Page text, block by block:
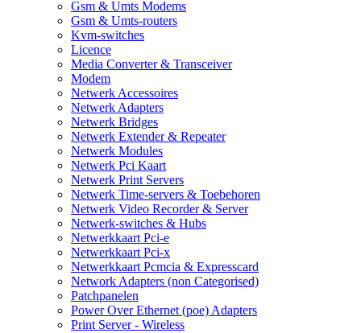
Gsm & Umts Modems
Gsm & Umts-routers
Kvm-switches
Licence
Media Converter & Transceiver
Modem
Netwerk Accessoires
Netwerk Adapters
Netwerk Bridges
Netwerk Extender & Repeater
Netwerk Modules
Netwerk Pci Kaart
Netwerk Print Servers
Netwerk Time-servers & Toebehoren
Netwerk Video Recorder & Server
Netwerk-switches & Hubs
Netwerkkaart Pci-e
Netwerkkaart Pci-x
Netwerkkaart Pcmcia & Expresscard
Network Adapters (non Categorised)
Patchpanelen
Power Over Ethernet (poe) Adapters
Print Server - Wireless